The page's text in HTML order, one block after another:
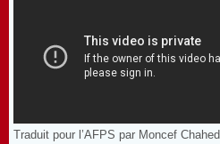
Traduit pour l’AFPS par Moncef Chahed